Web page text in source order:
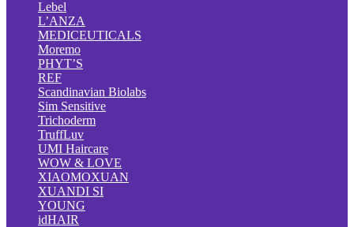
Lebel
L’ANZA
MEDICEUTICALS
Moremo
PHYT’S
REF
Scandinavian Biolabs
Sim Sensitive
Trichoderm
TruffLuv
UMI Haircare
WOW & LOVE
XIAOMOXUAN
XUANDI SI
YOUNG
idHAIR